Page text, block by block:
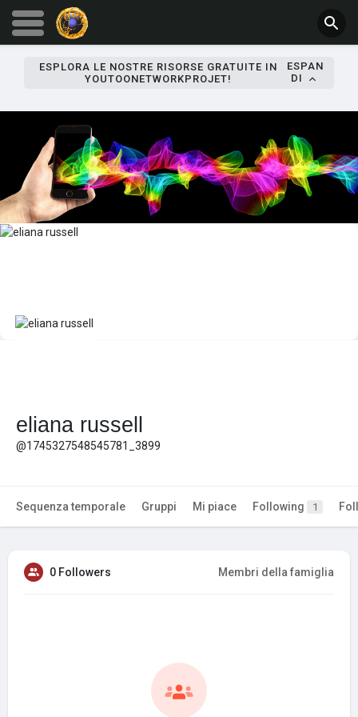
ESPLORA LE NOSTRE RISORSE GRATUITE IN
YOUTOONETWORKPROJET!
ESPAN
DI
eliana russell
@1745327548545781_3899
Sequenza temporale Gruppi Mi piace Following 1
0 Followers Membri della famiglia